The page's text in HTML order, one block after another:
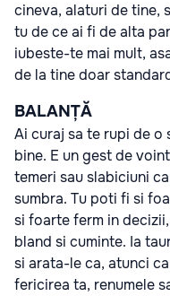
cineva, alaturi de tine,
tu de ce ai fi de alta
iubeste-te mai mult,
de la tine doar
BALANȚĂ
Ai curaj sa te rupi de
bine. E un gest de
temeri sau slabiciuni
sumbra. Tu poti fi si
si foarte ferm in
bland si cuminte. Ia
si arata-le ca, atunci
fericirea ta, renumele